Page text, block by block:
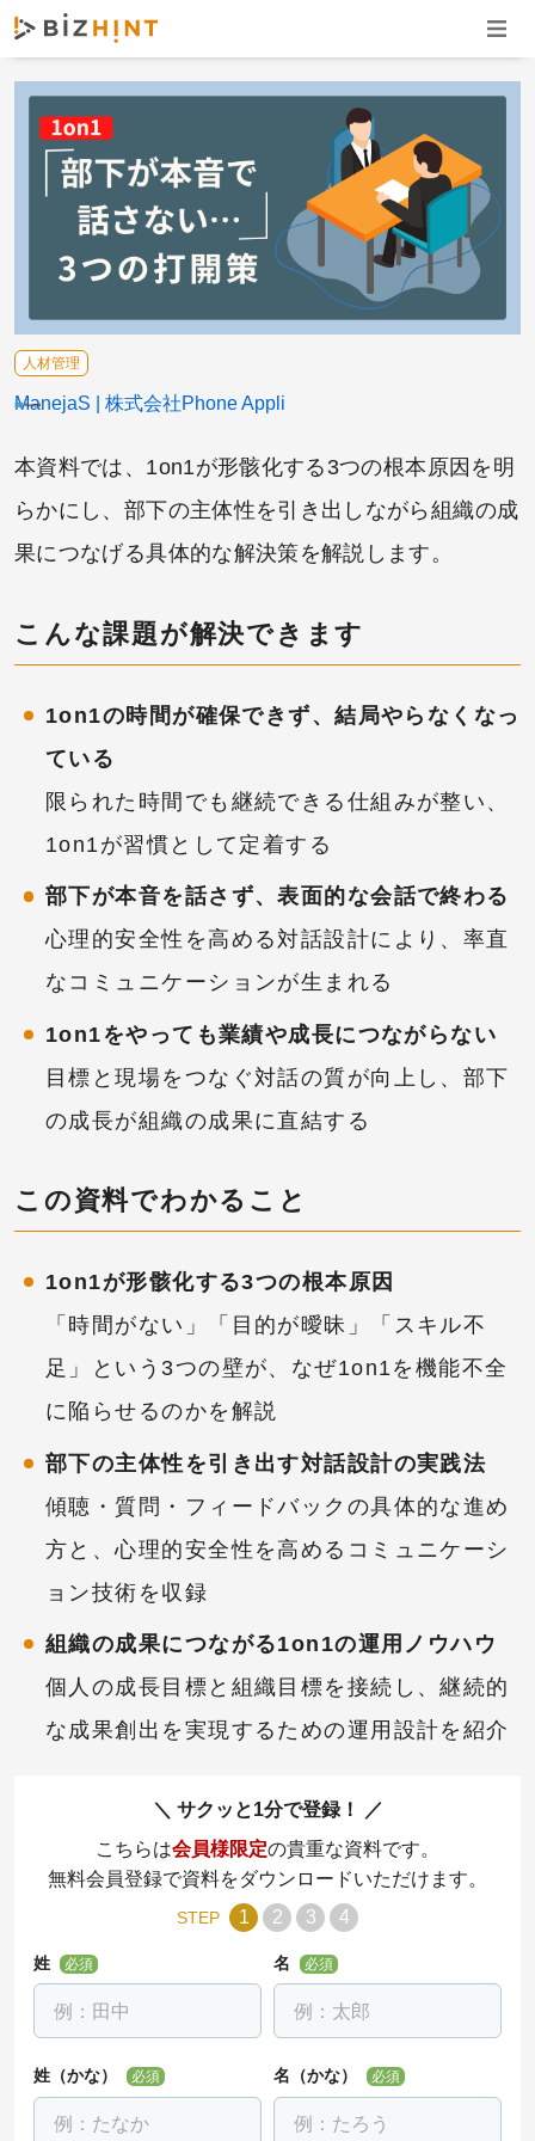
ナビ
本資料では、1on1が形骸化する3つの根本原因を明
らかにし、部下の主体性を引き出しながら組織の成
果につなげる具体的な解決策を解説します。
こんな課題が解決できます
1on1の時間が確保できず、結局やらなくなっ
ている
限られた時間でも継続できる仕組みが整い、
1on1が習慣として定着する
部下が本音を話さず、表面的な会話で終わる
心理的安全性を高める対話設計により、率直
なコミュニケーションが生まれる
1on1をやっても業績や成長につながらない
目標と現場をつなぐ対話の質が向上し、部下
の成長が組織の成果に直結する
この資料でわかること
1on1が形骸化する3つの根本原因
「時間がない」「目的が曖昧」「スキル不
足」という3つの壁が、なぜ1on1を機能不全
に陥らせるのかを解説
部下の主体性を引き出す対話設計の実践法
傾聴・質問・フィードバックの具体的な進め
方と、心理的安全性を高めるコミュニケーシ
ョン技術を収録
組織の成果につながる1on1の運用ノウハウ
個人の成長目標と組織目標を接続し、継続的
な成果創出を実現するための運用設計を紹介
人材管理
ManejaS 株式会社Phone Appli
サクッと1分で登録！
こちらは会員様限定の貴重な資料です。
無料会員登録で資料をダウンロードいただけます。
STEP 1 2 3 4
姓 必須 名 必須
姓（かな） 必須 名（かな） 必須